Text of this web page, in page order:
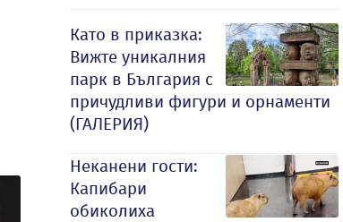
Като в приказка:
Вижте уникалния
парк в България с
причудливи фигури и орнаменти
(ГАЛЕРИЯ)
Неканени гости:
Капибари
обиколиха